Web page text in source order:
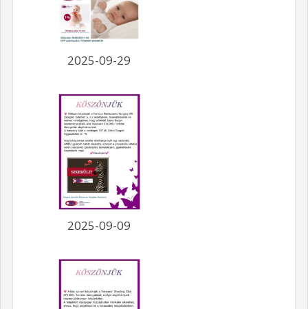
2025-09-29
2025-09-09